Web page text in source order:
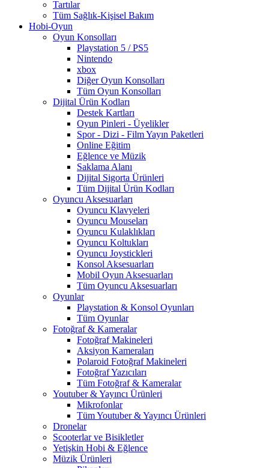
Tartılar
Tüm Sağlık-Kişisel Bakım
Hobi-Oyun
Oyun Konsolları
Playstation 5 / PS5
Nintendo
xbox
Diğer Oyun Konsolları
Tüm Oyun Konsolları
Dijital Ürün Kodları
Destek Kartları
Oyun Pinleri - Üyelikler
Spor - Dizi - Film Yayın Paketleri
Online Eğitim
Eğlence ve Müzik
Saklama Alanı
Dijital Sigorta Ürünleri
Tüm Dijital Ürün Kodları
Oyuncu Aksesuarları
Oyuncu Klavyeleri
Oyuncu Mouseları
Oyuncu Kulaklıkları
Oyuncu Koltukları
Oyuncu Joystickleri
Konsol Aksesuarları
Mobil Oyun Aksesuarları
Tüm Oyuncu Aksesuarları
Oyunlar
Playstation & Konsol Oyunları
Tüm Oyunlar
Fotoğraf & Kameralar
Fotoğraf Makineleri
Aksiyon Kameraları
Polaroid Fotoğraf Makineleri
Fotoğraf Yazıcıları
Tüm Fotoğraf & Kameralar
Youtuber & Yayıncı Ürünleri
Mikrofonlar
Tüm Youtuber & Yayıncı Ürünleri
Dronelar
Scooterlar ve Bisikletler
Yetişkin Hobi & Eğlence
Müzik Ürünleri